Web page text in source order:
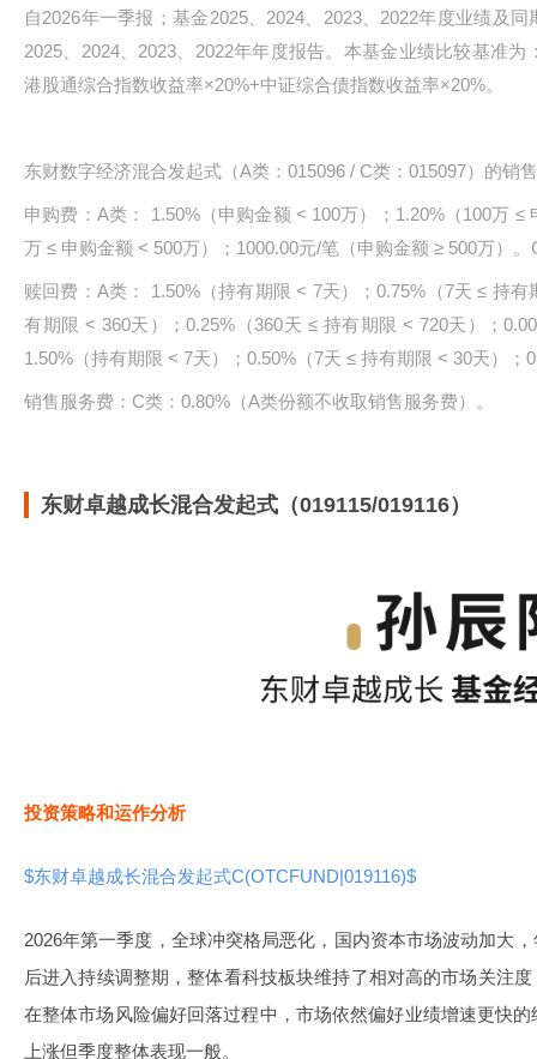
自2026年一季报；基金2025、2024、2023、2022年度业绩及
2025、2024、2023、2022年年度报告。本基金业绩比较基准
港股通综合指数收益率×20%+中证综合债指数收益率×20%。
东财数字经济混合发起式（A类：015096 / C类：015097）的销
申购费：A类： 1.50%（申购金额 < 100万）；1.20%（100万 ≤
万 ≤ 申购金额 < 500万）；1000.00元/笔（申购金额 ≥ 500万）
赎回费：A类： 1.50%（持有期限 < 7天）；0.75%（7天 ≤ 持
有期限 < 360天）；0.25%（360天 ≤ 持有期限 < 720天）；
1.50%（持有期限 < 7天）；0.50%（7天 ≤ 持有期限 < 30天）；
销售服务费：C类：0.80%（A类份额不收取销售服务费）。
东财卓越成长混合发起式（019115/019116）
投资策略和运作分析
$东财卓越成长混合发起式C(OTCFUND|019116)$
2026年第一季度，全球冲突格局恶化，国内资本市场波动加大
后进入持续调整期，整体看科技板块维持了相对高的市场关注
在整体市场风险偏好回落过程中，市场依然偏好业绩增速更快
上涨但季度整体表现一般。